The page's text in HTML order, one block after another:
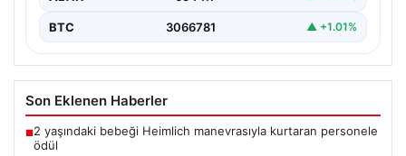
BTC 3066781 ▲ +1.01%
Son Eklenen Haberler
■2 yaşındaki bebeği Heimlich manevrasıyla kurtaran personele
ödül